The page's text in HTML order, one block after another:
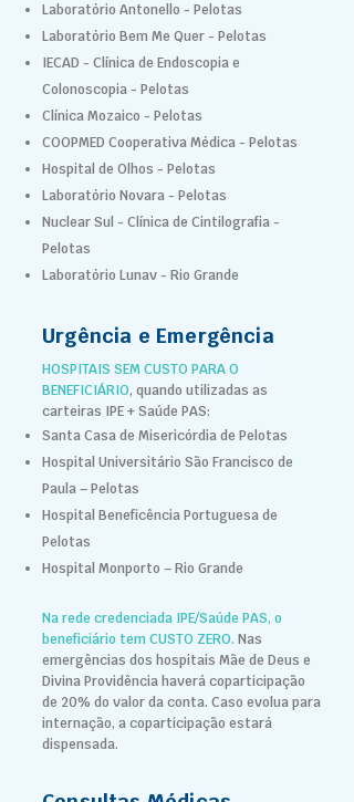
Laboratório Antonello - Pelotas
Laboratório Bem Me Quer - Pelotas
IECAD - Clínica de Endoscopia e
Colonoscopia - Pelotas
Clínica Mozaico - Pelotas
COOPMED Cooperativa Médica - Pelotas
Hospital de Olhos - Pelotas
Laboratório Novara - Pelotas
Nuclear Sul - Clínica de Cintilografia -
Pelotas
Laboratório Lunav - Rio Grande
Urgência e Emergência
HOSPITAIS SEM CUSTO PARA O
BENEFICIÁRIO, quando utilizadas as
carteiras IPE + Saúde PAS:
Santa Casa de Misericórdia de Pelotas
Hospital Universitário São Francisco de
Paula – Pelotas
Hospital Beneficência Portuguesa de
Pelotas
Hospital Monporto – Rio Grande
Na rede credenciada IPE/Saúde PAS, o
beneficiário tem CUSTO ZERO. Nas
emergências dos hospitais Mãe de Deus e
Divina Providência haverá coparticipação
de 20% do valor da conta. Caso evolua para
internação, a coparticipação estará
dispensada.